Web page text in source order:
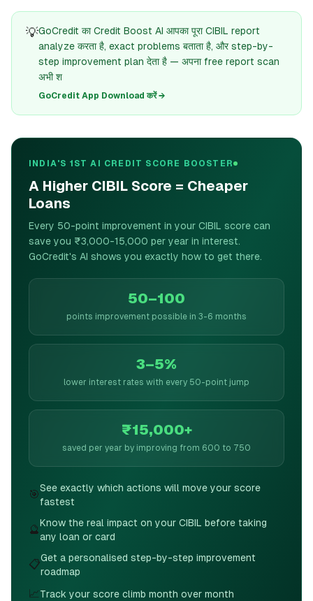
💡GoCredit का Credit Boost AI आपका पूरा CIBIL report
analyze करता है, exact problems बताता है, और step-by-
step improvement plan देता है — अपना free report scan
अभी श
GoCredit App Download करें →
INDIA'S 1ST AI CREDIT SCORE BOOSTER
A Higher CIBIL Score = Cheaper
Loans
Every 50-point improvement in your CIBIL score can
save you ₹3,000-15,000 per year in interest.
GoCredit's AI shows you exactly how to get there.
50–100
points improvement possible in 3-6 months
3–5%
lower interest rates with every 50-point jump
₹15,000+
saved per year by improving from 600 to 750
🎯See exactly which actions will move your score
fastest
🔮Know the real impact on your CIBIL before taking
any loan or card
📋Get a personalised step-by-step improvement
roadmap
📈Track your score climb month over month